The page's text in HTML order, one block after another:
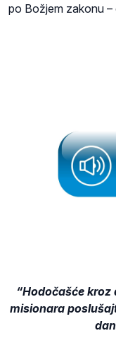
po Božjem zakonu
“Hodočašće
misionara